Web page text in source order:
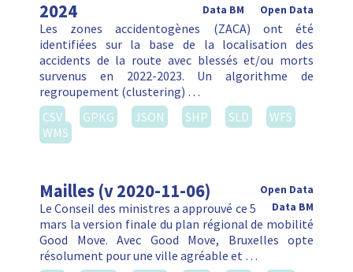
2024 Open Data
Data BM
Les zones accidentogènes (ZACA) ont été
identifiées sur la base de la localisation des
accidents de la route avec blessés et/ou morts
survenus en 2022-2023. Un algorithme de
regroupement (clustering) …
CSV
GPKG JSON SHP SLD
WFS
WMS
Mailles (v 2020-11-06)
Open Data
Data BM
Le Conseil des ministres a approuvé ce 5
mars la version finale du plan régional de mobilité
Good Move. Avec Good Move, Bruxelles opte
résolument pour une ville agréable et …